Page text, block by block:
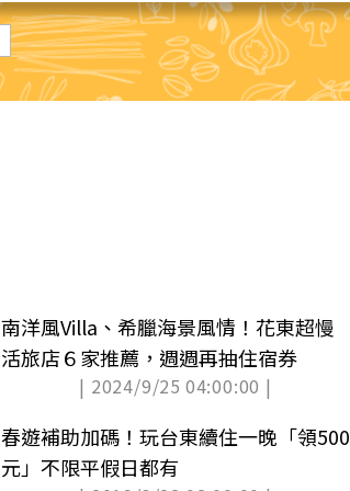
南洋風Villa、希臘海景風情！花東超慢
活旅店６家推薦，週週再抽住宿券
| 2024/9/25 04:00:00 |
春遊補助加碼！玩台東續住一晚「領500
元」不限平假日都有